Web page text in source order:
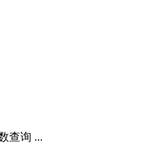
查询 ...